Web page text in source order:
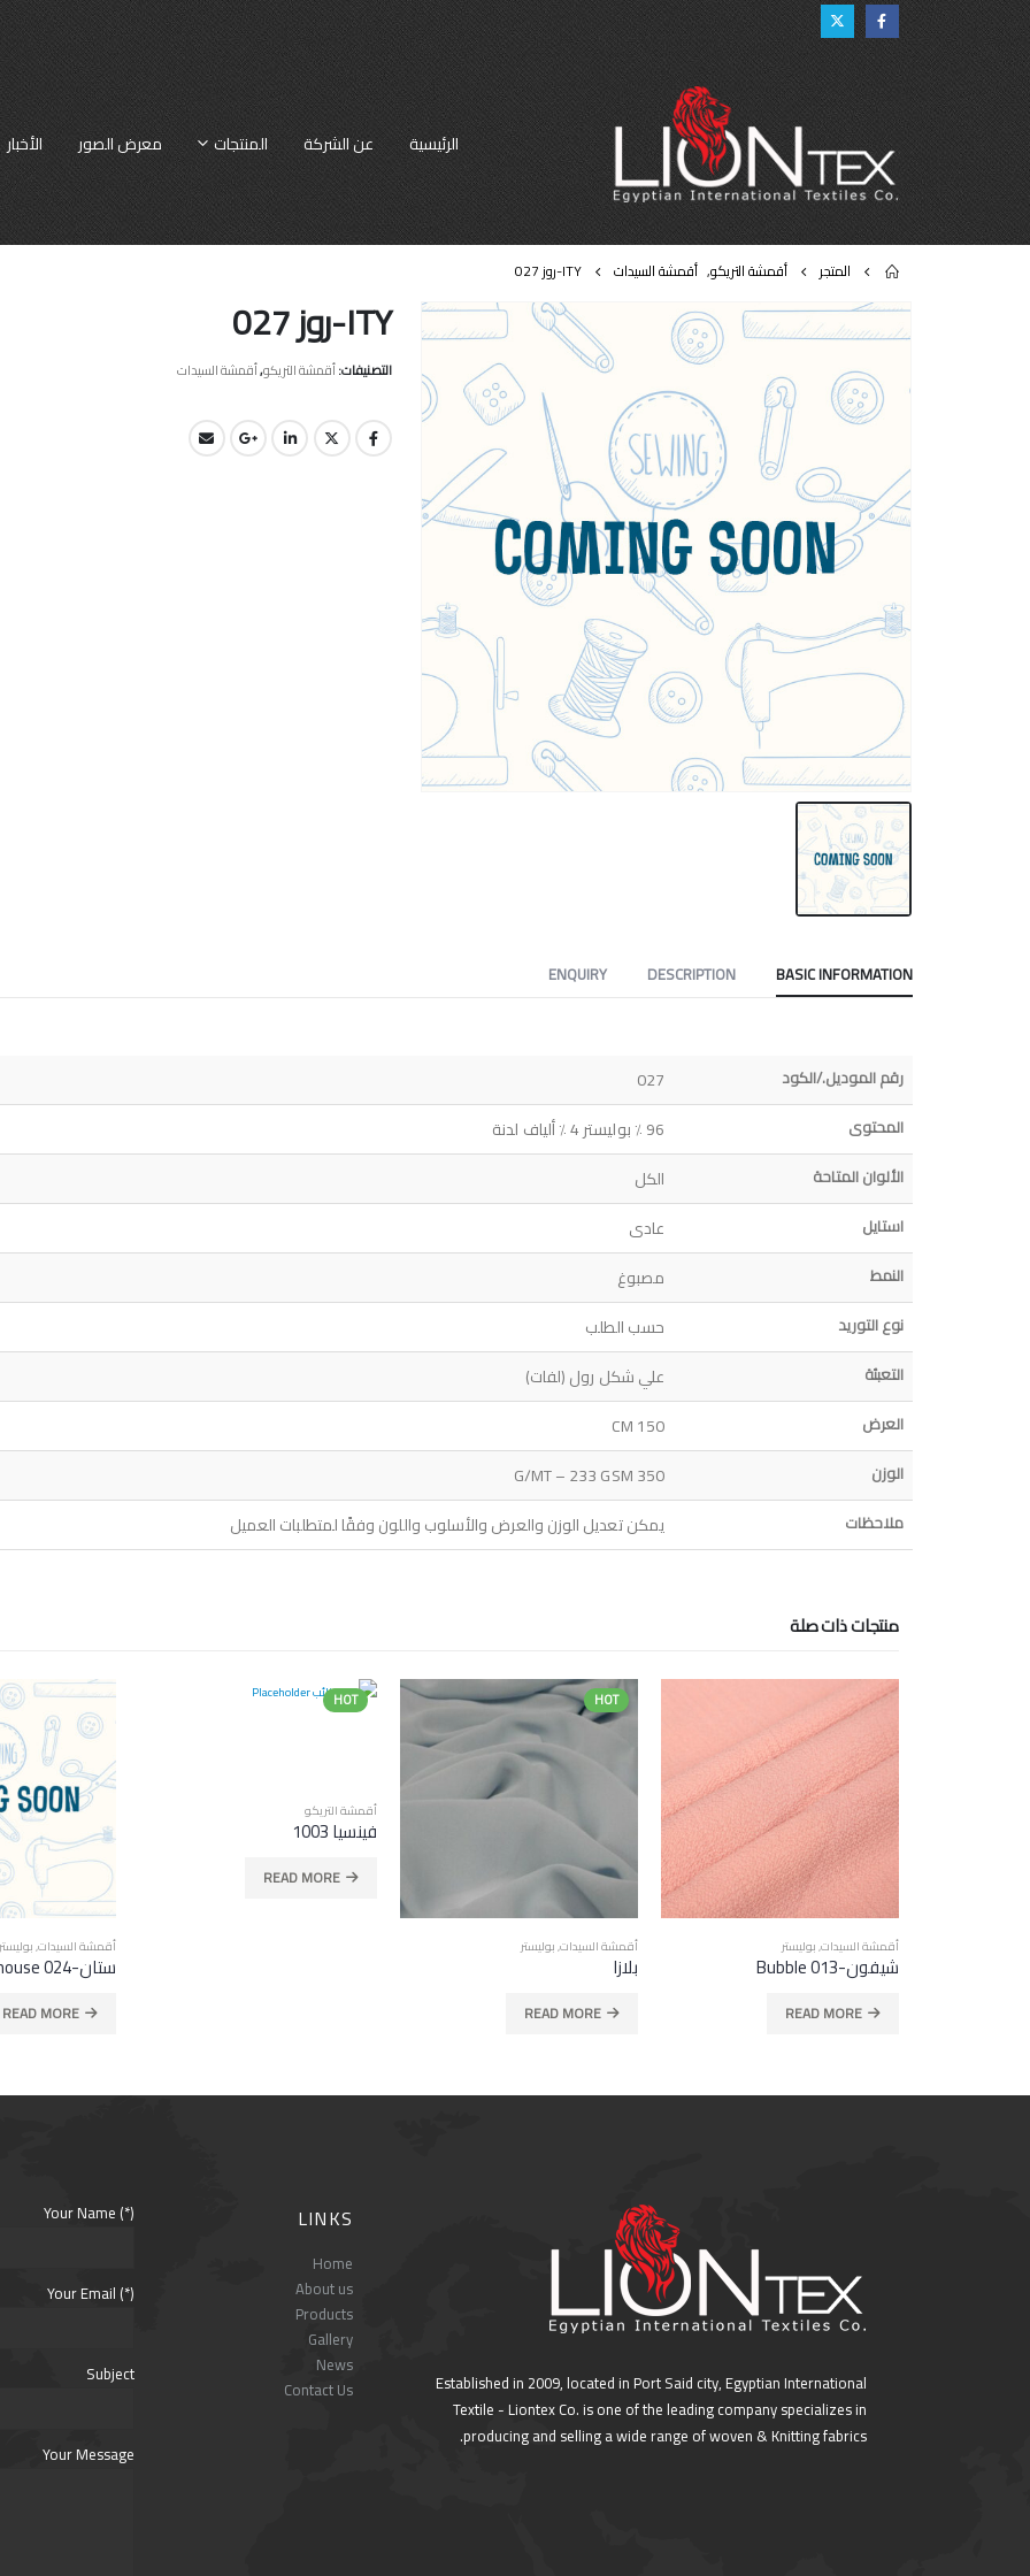
الرئيسية عن الشركة المنتجات معرض الصور الأخبار
المتجر أقمشة التريكو, أقمشة السيدات ITY-روز 027
ITY-روز 027
التصنيفات:أقمشة التريكو,أقمشة السيدات
BASIC INFORMATION
DESCRIPTION
ENQUIRY
رقم الموديل./الكود 027
المحتوى 96 ٪ بوليستر 4 ٪ ألياف لدنة
الألوان المتاحة الكل
استايل عادى
النمط مصبوغ
نوع التوريد حسب الطلب
التعبئة علي شكل رول (لفات)
العرض 150 CM
الوزن 350 G/MT – 233 GSM
ملاحظات يمكن تعديل الوزن والعرض والأسلوب واللون وفقًا لمتطلبات العميل
منتجات ذات صلة
HOT
أقمشة السيدات,بوليستر
بلازا
READ MORE
HOT
فينسيا 1003
READ MORE
HOT
أقمشة السيدات,فسكوز
حرير الرايون-
READ MORE
Established in 2009, located in Port Said city, Egyptian International
Textile - Liontex Co. is one of the leading company specializes in
producing and selling a wide range of woven & Knitting fabrics.
LINKS
Home
About us
Products
Gallery
News
Contact Us
Your Name (*)
Your Email (*)
Subject
Your Message